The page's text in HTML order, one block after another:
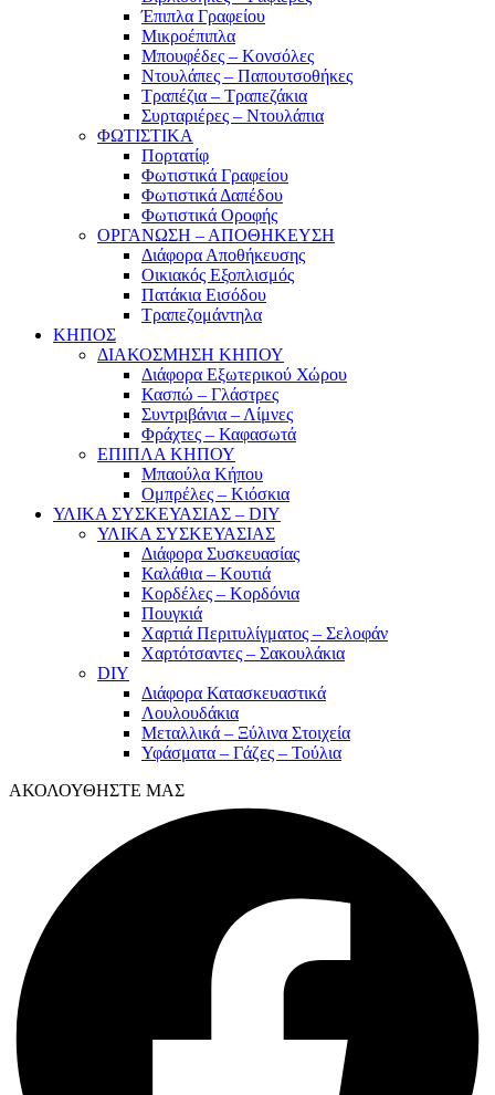
Έπιπλα Γραφείου
Μικροέπιπλα
Μπουφέδες – Κονσόλες
Ντουλάπες – Παπουτσοθήκες
Τραπέζια – Τραπεζάκια
Συρταριέρες – Ντουλάπια
ΦΩΤΙΣΤΙΚΑ
Πορτατίφ
Φωτιστικά Γραφείου
Φωτιστικά Δαπέδου
Φωτιστικά Οροφής
ΟΡΓΑΝΩΣΗ – ΑΠΟΘΗΚΕΥΣΗ
Διάφορα Αποθήκευσης
Οικιακός Εξοπλισμός
Πατάκια Εισόδου
Τραπεζομάντηλα
ΚΗΠΟΣ
ΔΙΑΚΟΣΜΗΣΗ ΚΗΠΟΥ
Διάφορα Εξωτερικού Χώρου
Κασπώ – Γλάστρες
Συντριβάνια – Λίμνες
Φράχτες – Καφασωτά
ΕΠΙΠΛΑ ΚΗΠΟΥ
Μπαούλα Κήπου
Ομπρέλες – Κιόσκια
ΥΛΙΚΑ ΣΥΣΚΕΥΑΣΙΑΣ – DIY
ΥΛΙΚΑ ΣΥΣΚΕΥΑΣΙΑΣ
Διάφορα Συσκευασίας
Καλάθια – Κουτιά
Κορδέλες – Κορδόνια
Πουγκιά
Χαρτιά Περιτυλίγματος – Σελοφάν
Χαρτότσαντες – Σακουλάκια
DIY
Διάφορα Κατασκευαστικά
Λουλουδάκια
Μεταλλικά – Ξύλινα Στοιχεία
Υφάσματα – Γάζες – Τούλια
ΑΚΟΛΟΥΘΗΣΤΕ ΜΑΣ